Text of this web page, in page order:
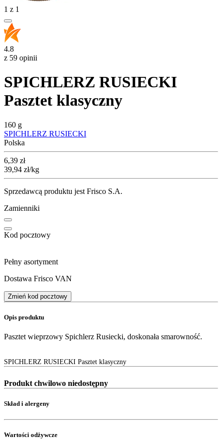
1 z 1
4.8
z 59 opinii
SPICHLERZ RUSIECKI
Pasztet klasyczny
160 g
SPICHLERZ RUSIECKI
Polska
Cena
6,39 zł
39,94 zł/kg
Sprzedawcą produktu jest Frisco S.A.
Zamienniki
Kod pocztowy
Pełny asortyment
Dostawa Frisco VAN
Zmień kod pocztowy
Opis produktu
Pasztet wieprzowy Spichlerz Rusiecki, doskonała smarowność.
SPICHLERZ RUSIECKI Pasztet klasyczny
Produkt chwilowo niedostępny
Skład i alergeny
Wartości odżywcze